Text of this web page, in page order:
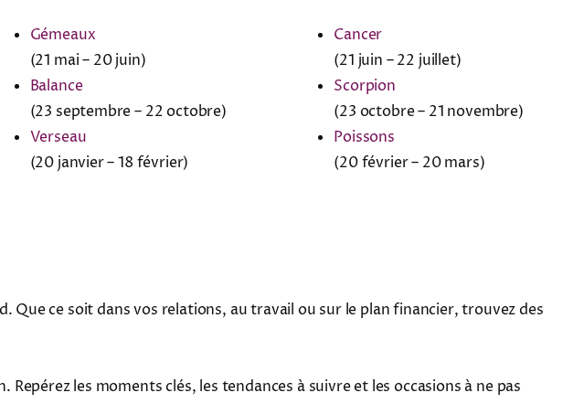
Gémeaux
(21 mai – 20 juin)
Balance
(23 septembre – 22 octobre)
Verseau
(20 janvier – 18 février)
Cancer
(21 juin – 22 juillet)
Scorpion
(23 octobre – 21 novembre)
Poissons
(20 février – 20 mars)
Que ce soit dans vos relations, au travail ou sur le plan financier, trouvez des
les moments clés, les tendances à suivre et les occasions à ne pas